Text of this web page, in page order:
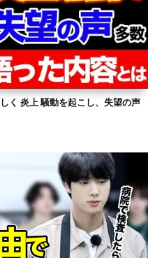
く 炎上 騒動を起こし、失望の声